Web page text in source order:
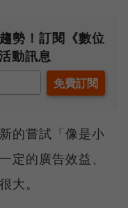
勢！訂閱《數位
動訊息
的嘗試「像是小
定的廣告效益、
大。